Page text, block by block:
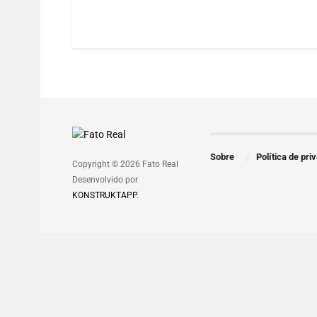
Copyright © 2026 Fato Real
Desenvolvido por
KONSTRUKTAPP.
Sobre Política de